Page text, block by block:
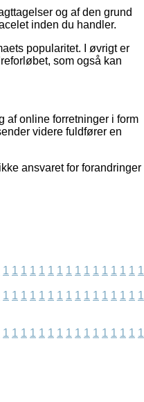
og af den grund
inden du handler.
popularitet. I øvrigt er
som også kan
af online forretninger i form
videre fuldfører en
ansvaret for forandringer
1 1 1 1 1 1 1 1 1 1 1 1 1 1 1 1
1 1 1 1 1 1 1 1 1 1 1 1 1 1 1 1
1 1 1 1 1 1 1 1 1 1 1 1 1 1 1 1